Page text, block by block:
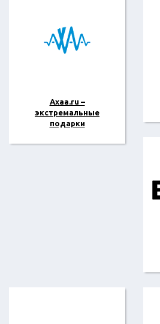
Axaa.ru –
экстремальные
подарки